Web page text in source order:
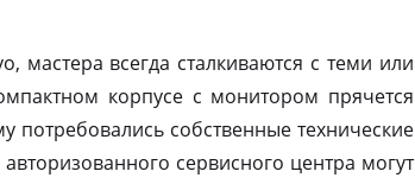
мастера всегда сталкиваются с теми или
корпусе с монитором прячется
потребовались собственные технические
сервисного центра могут